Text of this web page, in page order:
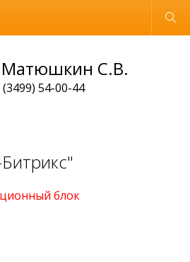
Обычная версия
С.В.
(3499) 54-00-44
блок